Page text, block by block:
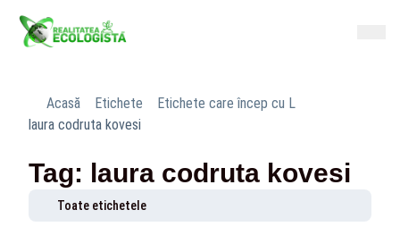
Acasă Etichete
Etichete care încep cu L
laura codruta kovesi
Tag: laura codruta kovesi
Toate etichetele